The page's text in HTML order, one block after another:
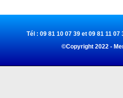
Tél : 09 81 10 07 39 et 09 81 11
©Copyright 2022 -